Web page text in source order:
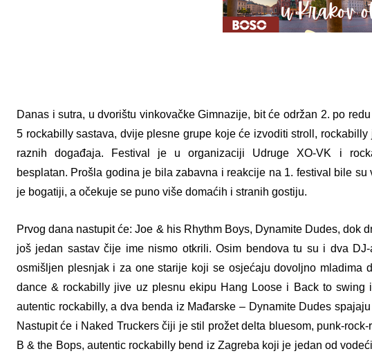
Danas i sutra, u dvorištu vinkovačke Gimnazije, bit će održan 2. po
5 rockabilly sastava, dvije plesne grupe koje će izvoditi stroll, rockabilly
raznih događaja. Festival je u organizaciji Udruge XO-VK i
besplatan. Prošla godina je bila zabavna i reakcije na 1. festival bile
je bogatiji, a očekuje se puno više domaćih i stranih gostiju.
Prvog dana nastupit će: Joe & his Rhythm Boys, Dynamite Dudes, dok
još jedan sastav čije ime nismo otkrili. Osim bendova tu su i dva
osmišljen plesnjak i za one starije koji se osjećaju dovoljno mladima
dance & rockabilly jive uz plesnu ekipu Hang Loose i Back to swing
autentic rockabilly, a dva benda iz Mađarske – Dynamite Dudes
Nastupit će i Naked Truckers čiji je stil prožet delta bluesom, punk-
B & the Bops, autentic rockabilly bend iz Zagreba koji je jedan od